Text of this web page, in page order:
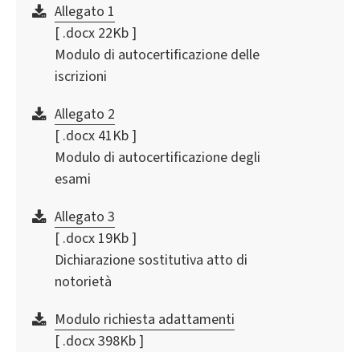
Allegato 1
[ .docx 22Kb ]
Modulo di autocertificazione delle
iscrizioni
Allegato 2
[ .docx 41Kb ]
Modulo di autocertificazione degli
esami
Allegato 3
[ .docx 19Kb ]
Dichiarazione sostitutiva atto di
notorietà
Modulo richiesta adattamenti
[ .docx 398Kb ]